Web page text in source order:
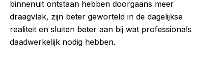
binnenuit ontstaan hebben doorgaans meer
draagvlak, zijn beter geworteld in de dagelijkse
realiteit en sluiten beter aan bij wat professionals
daadwerkelijk nodig hebben.